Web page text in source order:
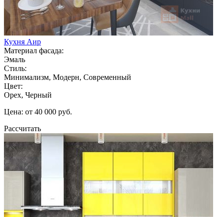
Кухня Аир
Материал фасада:
Эмаль
Стиль:
Минимализм, Модерн, Современный
Цвет:
Орех, Черный
Цена: от 40 000 руб.
Рассчитать